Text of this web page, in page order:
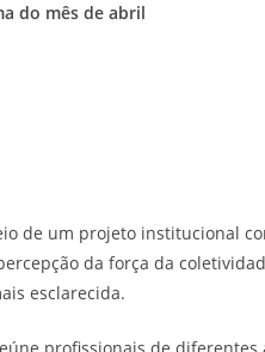
do mês de abril
de um projeto institucional
da força da
esclarecida.